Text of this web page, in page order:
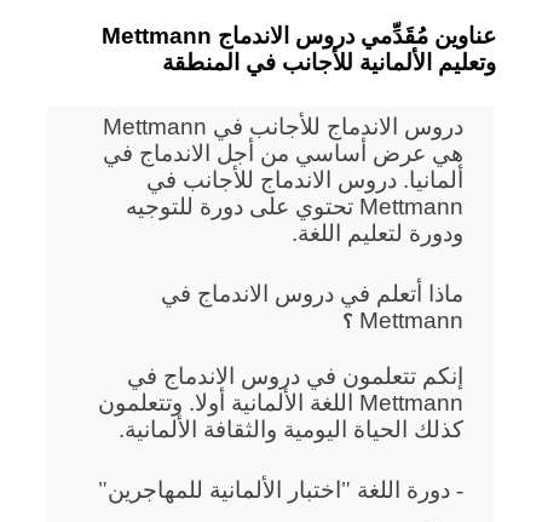
Mettmann عناوين مُقَدِّمي دروس الاندماج
وتعليم الألمانية للأجانب في المنطقة
دروس الاندماج للأجانب في Mettmann
هي عرض أساسي من أجل الاندماج في
ألمانيا. دروس الاندماج للأجانب في
Mettmann تحتوي على دورة للتوجيه
ودورة لتعليم اللغة.
ماذا أتعلم في دروس الاندماج في
Mettmann ؟
إنكم تتعلمون في دروس الاندماج في
Mettmann اللغة الألمانية أولا. وتتعلمون
كذلك الحياة اليومية والثقافة الألمانية.
- دورة اللغة "اختبار الألمانية للمهاجرين"